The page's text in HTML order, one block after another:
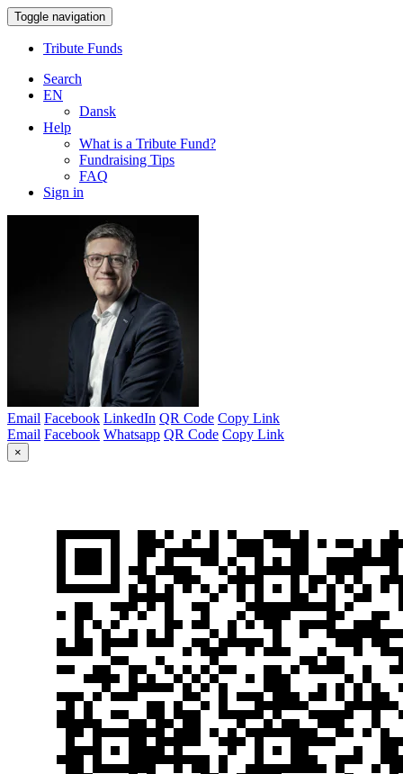
Toggle navigation
Tribute Funds
Search
EN
Dansk
Help
What is a Tribute Fund?
Fundraising Tips
FAQ
Sign in
Email Facebook LinkedIn QR Code Copy Link
Email Facebook Whatsapp QR Code Copy Link
×